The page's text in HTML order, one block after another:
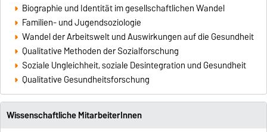
Biographie und Identität im gesellschaftlichen Wandel
Familien- und Jugendsoziologie
Wandel der Arbeitswelt und Auswirkungen auf die Gesundheit
Qualitative Methoden der Sozialforschung
Soziale Ungleichheit, soziale Desintegration und Gesundheit
Qualitative Gesundheitsforschung
Wissenschaftliche MitarbeiterInnen